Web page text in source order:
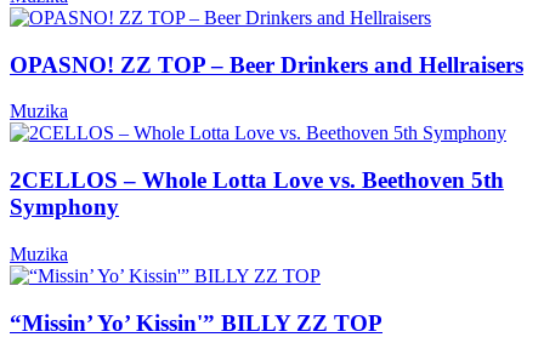
OPASNO! ZZ TOP – Beer Drinkers and Hellraisers
Muzika
2CELLOS – Whole Lotta Love vs. Beethoven 5th
Symphony
Muzika
“Missin’ Yo’ Kissin'” BILLY ZZ TOP